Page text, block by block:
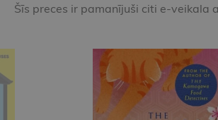
Šīs preces ir pamanījuši citi e-veikala